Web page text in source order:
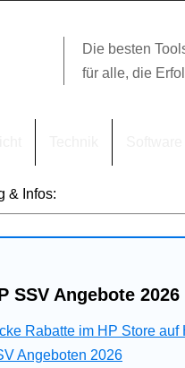
Die besten
für alle, die
& Infos:
SSV Angebote
Rabatte im HP Store
Angeboten 2026